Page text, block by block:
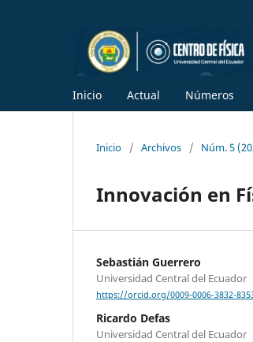
Inicio Actual Números
Inicio / Archivos / Núm. 5
Innovación en
Sebastián Guerrero
Universidad Central del Ecuador
https://orcid.org/0009-0006-3832-
Ricardo Defas
Universidad Central del Ecuador